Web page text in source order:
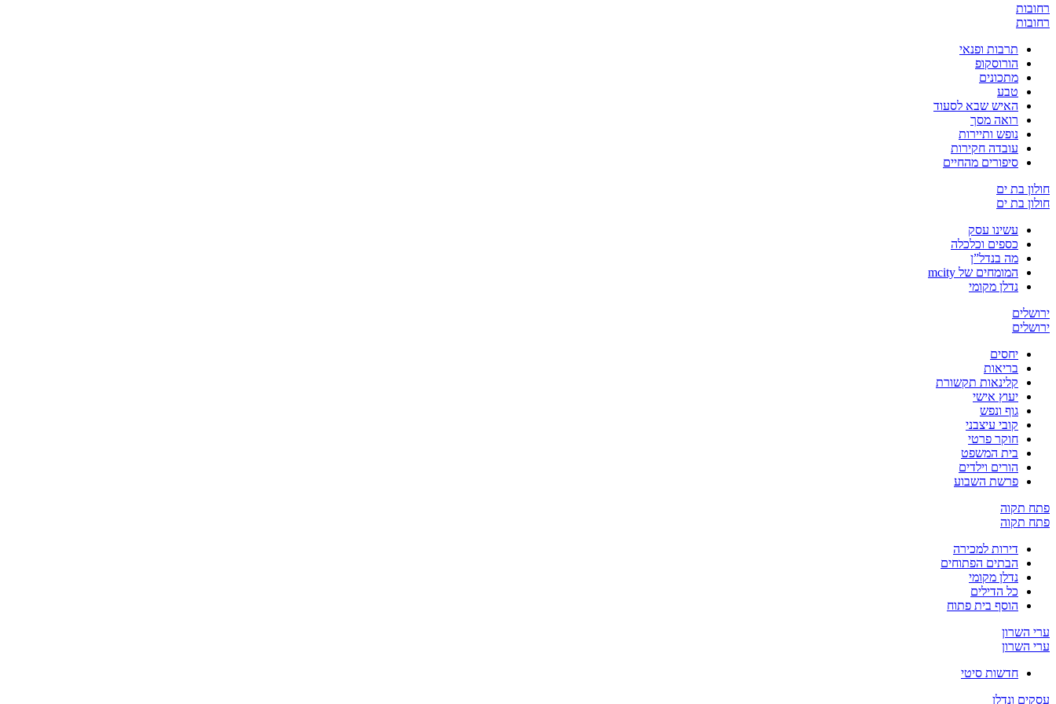
רחובות
רחובות
תרבות ופנאי
הורוסקופ
מתכונים
טבע
האיש שבא לסעוד
רואה מסך
נופש ותיירות
עובדה חקירות
סיפורים מהחיים
חולון בת ים
חולון בת ים
עשינו עסק
כספים וכלכלה
מה בנדל”ן
המומחים של mcity
נדלן מקומי
ירושלים
ירושלים
יחסים
בריאות
קלינאות תקשורת
יעוץ אישי
גוף ונפש
קובי עיצבני
חוקר פרטי
בית המשפט
הורים וילדים
פרשת השבוע
פתח תקוה
פתח תקוה
דירות למכירה
הבתים הפתוחים
נדלן מקומי
כל הדילים
הוסף בית פתוח
ערי השרון
ערי השרון
חדשות סיטי
עסקים ונדלן